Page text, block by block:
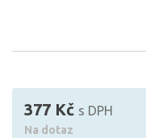
377 Kč s DPH
Na dotaz